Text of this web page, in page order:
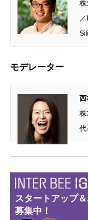
株
モデレーター
西
株
代
スタートアップ
募集中！